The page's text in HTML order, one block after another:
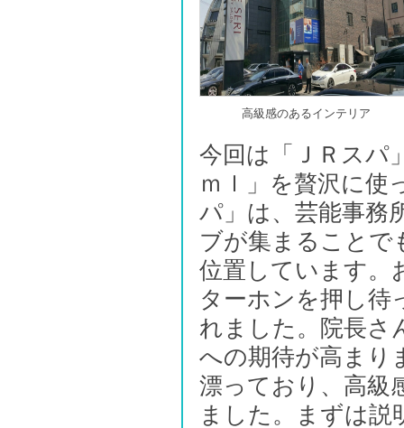
高級感のあるインテリア
今回は「ＪＲスパ
ｍｌ」を贅沢に使
パ」は、芸能事務
ブが集まることで
位置しています。
ターホンを押し待
れました。院長さ
への期待が高まり
漂っており、高級
ました。まずは説